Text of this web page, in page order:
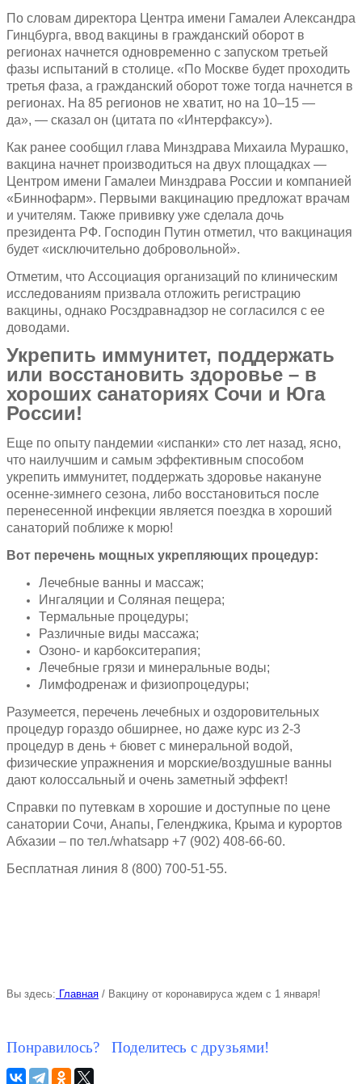
По словам директора Центра имени Гамалеи Александра
Гинцбурга, ввод вакцины в гражданский оборот в
регионах начнется одновременно с запуском третьей
фазы испытаний в столице. «По Москве будет проходить
третья фаза, а гражданский оборот тоже тогда начнется в
регионах. На 85 регионов не хватит, но на 10–15 —
да», — сказал он (цитата по «Интерфаксу»).
Как ранее сообщил глава Минздрава Михаила Мурашко,
вакцина начнет производиться на двух площадках —
Центром имени Гамалеи Минздрава России и компанией
«Биннофарм». Первыми вакцинацию предложат врачам
и учителям. Также прививку уже сделала дочь
президента РФ. Господин Путин отметил, что вакцинация
будет «исключительно добровольной».
Отметим, что Ассоциация организаций по клиническим
исследованиям призвала отложить регистрацию
вакцины, однако Росздравнадзор не согласился с ее
доводами.
Укрепить иммунитет, поддержать
или восстановить здоровье – в
хороших санаториях Сочи и Юга
России!
Еще по опыту пандемии «испанки» сто лет назад, ясно,
что наилучшим и самым эффективным способом
укрепить иммунитет, поддержать здоровье накануне
осенне-зимнего сезона, либо восстановиться после
перенесенной инфекции является поездка в хороший
санаторий поближе к морю!
Вот перечень мощных укрепляющих процедур:
Лечебные ванны и массаж;
Ингаляции и Соляная пещера;
Термальные процедуры;
Различные виды массажа;
Озоно- и карбокситерапия;
Лечебные грязи и минеральные воды;
Лимфодренаж и физиопроцедуры;
Разумеется, перечень лечебных и оздоровительных
процедур гораздо обширнее, но даже курс из 2-3
процедур в день + бювет с минеральной водой,
физические упражнения и морские/воздушные ванны
дают колоссальный и очень заметный эффект!
Справки по путевкам в хорошие и доступные по цене
санатории Сочи, Анапы, Геленджика, Крыма и курортов
Абхазии – по тел./whatsapp +7 (902) 408-66-60.
Бесплатная линия 8 (800) 700-51-55.
Вы здесь: Главная / Вакцину от коронавируса ждем с 1 января!
Понравилось? Поделитесь с друзьями!